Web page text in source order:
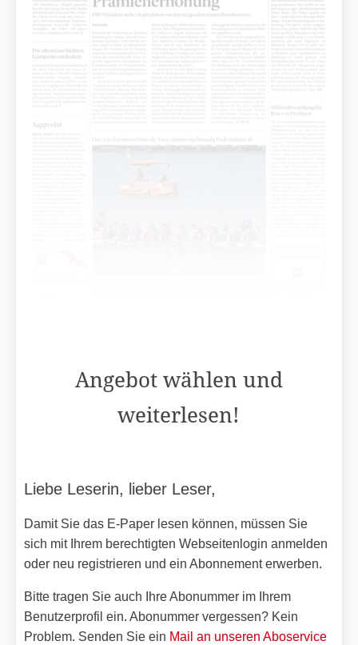
Angebot wählen und
weiterlesen!
Liebe Leserin, lieber Leser,
Damit Sie das E-Paper lesen können, müssen Sie
sich mit Ihrem berechtigten Webseitenlogin anmelden
oder neu registrieren und ein Abonnement erwerben.
Bitte tragen Sie auch Ihre Abonummer im Ihrem
Benutzerprofil ein. Abonummer vergessen? Kein
Problem. Senden Sie ein Mail an unseren Aboservice